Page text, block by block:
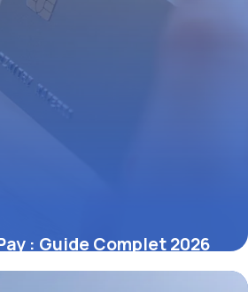
: Guide Complet 2026